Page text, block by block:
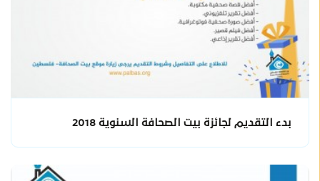
بدء التقديم لجائزة بيت الصحافة السنوية 2018